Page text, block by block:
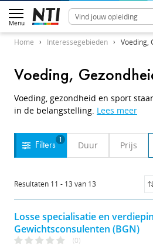
Menu
Home Interessegebieden Voeding,
Voeding,
Voeding, gezondheid en sport
in de belangstelling. Lees meer
Filters
1 Duur Prijs
Resultaten 11 - 13 van 13
Losse specialisatie en
Gewichtsconsulenten (BGN)
(0)